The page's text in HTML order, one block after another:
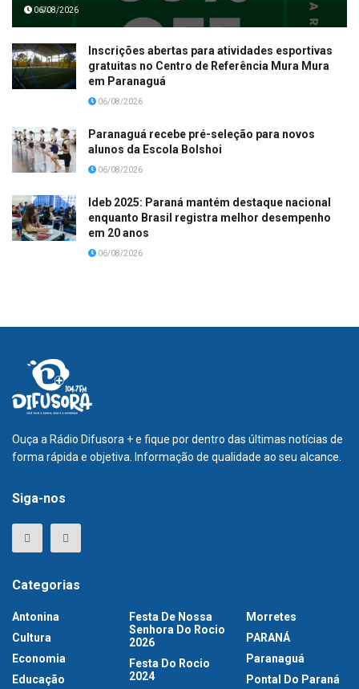
06/08/2026
Inscrições abertas para atividades esportivas
gratuitas no Centro de Referência Mura Mura
em Paranaguá
06/08/2026
Paranaguá recebe pré-seleção para novos
alunos da Escola Bolshoi
06/08/2026
Ideb 2025: Paraná mantém destaque nacional
enquanto Brasil registra melhor desempenho
em 20 anos
06/08/2026
Ouça a Rádio Difusora + e fique por dentro das últimas notícias de
forma rápida e objetiva. Informação de qualidade ao seu alcance.
Siga-nos
Categorias
Antonina
Cultura
Economia
Educação
Festa De Nossa
Senhora Do Rocio
2026
Festa Do Rocio
2024
Morretes
PARANÁ
Paranaguá
Pontal Do Paraná